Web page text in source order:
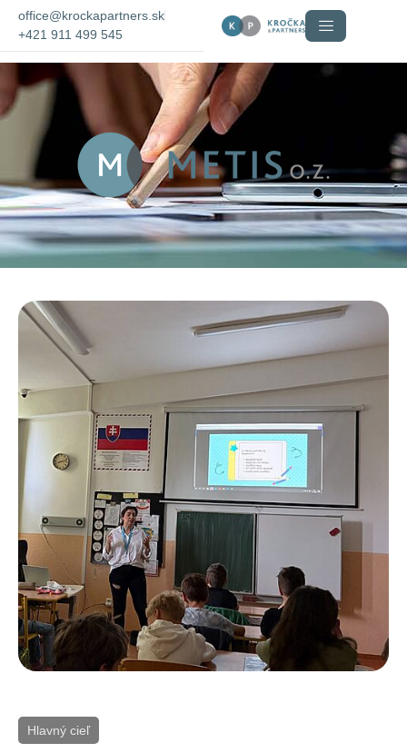
office@krockapartners.sk
+421 911 499 545
Hlavný cieľ